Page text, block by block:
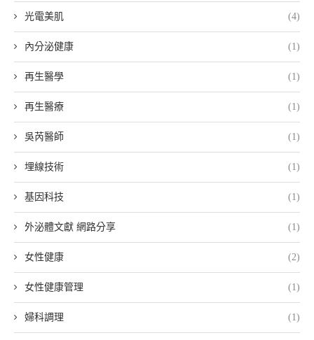
光電美肌 (4)
內分泌健康 (1)
再生醫學 (1)
再生醫療 (1)
吳芮醫師 (1)
埋線技術 (1)
基因科技 (1)
外泌體文獻 網路分享 (1)
女性健康 (2)
女性健康管理 (1)
婦科調理 (1)